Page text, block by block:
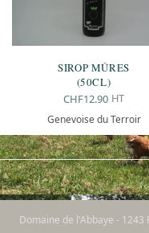
SIROP MÛRES
(50CL)
CHF12.90 HT
Genevoise du Terroir
Domaine de l'Abbaye - 1243